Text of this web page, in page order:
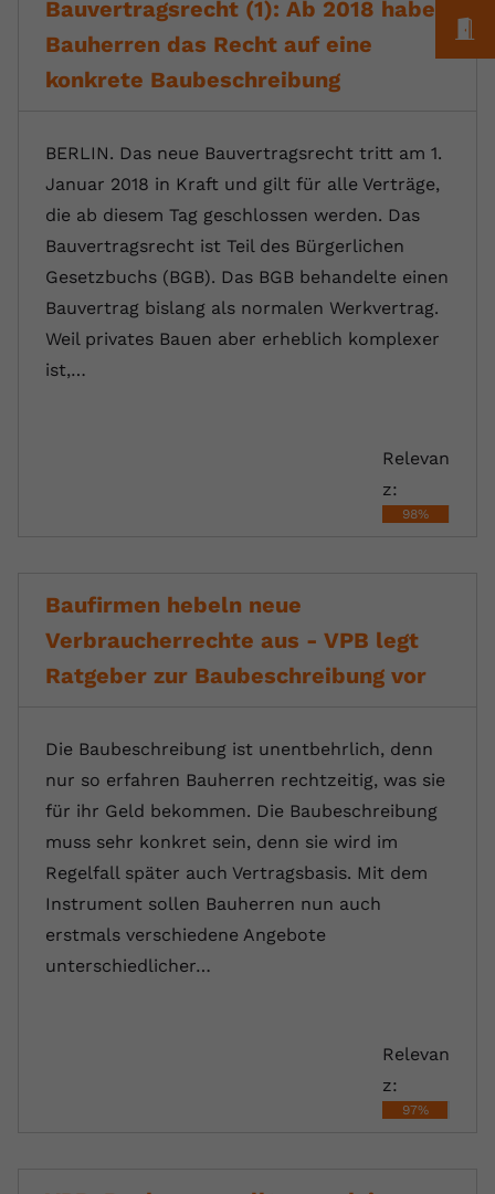
Bauvertragsrecht (1): Ab 2018 haben
Bauherren das Recht auf eine
konkrete Baubeschreibung
BERLIN. Das neue Bauvertragsrecht tritt am 1.
Januar 2018 in Kraft und gilt für alle Verträge,
die ab diesem Tag geschlossen werden. Das
Bauvertragsrecht ist Teil des Bürgerlichen
Gesetzbuchs (BGB). Das BGB behandelte einen
Bauvertrag bislang als normalen Werkvertrag.
Weil privates Bauen aber erheblich komplexer
ist,…
Relevan
z:
98%
Baufirmen hebeln neue
Verbraucherrechte aus - VPB legt
Ratgeber zur Baubeschreibung vor
Die Baubeschreibung ist unentbehrlich, denn
nur so erfahren Bauherren rechtzeitig, was sie
für ihr Geld bekommen. Die Baubeschreibung
muss sehr konkret sein, denn sie wird im
Regelfall später auch Vertragsbasis. Mit dem
Instrument sollen Bauherren nun auch
erstmals verschiedene Angebote
unterschiedlicher…
Relevan
z:
97%